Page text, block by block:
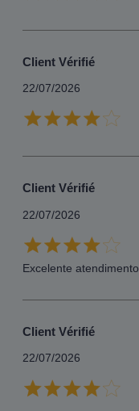
Client Vérifié
22/07/2026
Client Vérifié
22/07/2026
Excelente atendimento
Client Vérifié
22/07/2026